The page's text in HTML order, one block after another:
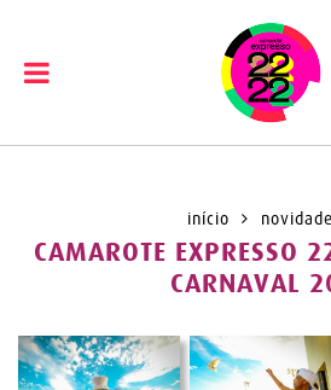
início
CAMAROTE EXPRESSO
CARNAVAL